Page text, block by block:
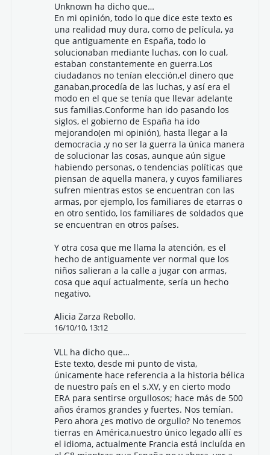
Unknown ha dicho que…
En mi opinión, todo lo que dice este texto es
una realidad muy dura, como de película, ya
que antiguamente en España, todo lo
solucionaban mediante luchas, con lo cual,
estaban constantemente en guerra.Los
ciudadanos no tenían elección,el dinero que
ganaban,procedía de las luchas, y así era el
modo en el que se tenía que llevar adelante
sus familias.Conforme han ido pasando los
siglos, el gobierno de España ha ido
mejorando(en mi opinión), hasta llegar a la
democracia ,y no ser la guerra la única manera
de solucionar las cosas, aunque aún sigue
habiendo personas, o tendencias políticas que
piensan de aquella manera, y cuyos familiares
sufren mientras estos se encuentran con las
armas, por ejemplo, los familiares de etarras o
en otro sentido, los familiares de soldados que
se encuentran en otros países.
Y otra cosa que me llama la atención, es el
hecho de antiguamente ver normal que los
niños salieran a la calle a jugar con armas,
cosa que aquí actualmente, sería un hecho
negativo.
Alicia Zarza Rebollo.
16/10/10, 13:12
VLL ha dicho que…
Este texto, desde mi punto de vista,
únicamente hace referencia a la historia bélica
de nuestro país en el s.XV, y en cierto modo
ERA para sentirse orgullosos; hace más de 500
años éramos grandes y fuertes. Nos temían.
Pero ahora ¿es motivo de orgullo? No tenemos
tierras en América,nuestro único legado allí es
el idioma, actualmente Francia está incluída en